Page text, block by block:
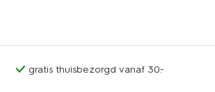
gratis thuisbezorgd vanaf 30.-